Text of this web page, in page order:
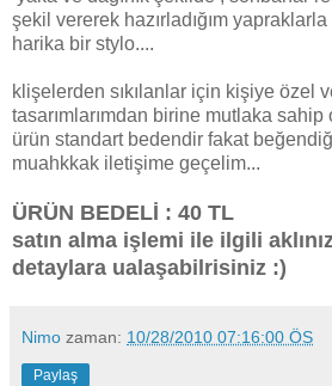
şekil vererek hazırladığım yapraklarla
harika bir stylo....
klişelerden sıkılanlar için kişiye özel
tasarımlarımdan birine mutlaka sahip
ürün standart bedendir fakat
muahkkak iletişime geçelim...
ÜRÜN BEDELİ : 40 TL
satın alma işlemi ile ilgili
detaylara ualaşabilrisiniz :)
Nimo zaman: 10/28/2010 07:16:00 ÖS
Paylaş